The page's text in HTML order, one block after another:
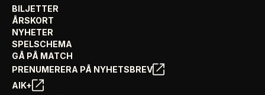
BILJETTER
ÅRSKORT
NYHETER
SPELSCHEMA
GÅ PÅ MATCH
PRENUMERERA PÅ NYHETSBREV
AIK+